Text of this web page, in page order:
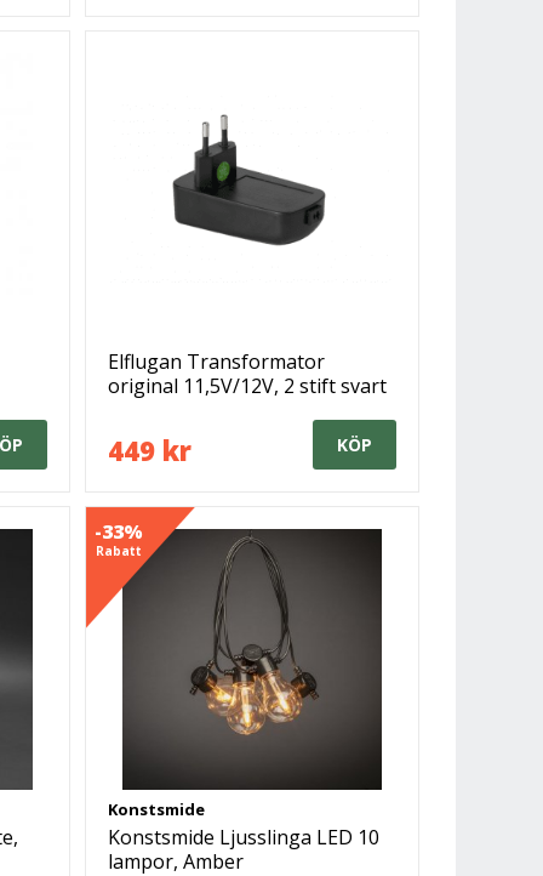
Elflugan Transformator
original 11,5V/12V, 2 stift svart
449 kr KÖP
-33%
Rabatt
Konstsmide
Konstsmide Ljusslinga LED 10
lampor, Amber